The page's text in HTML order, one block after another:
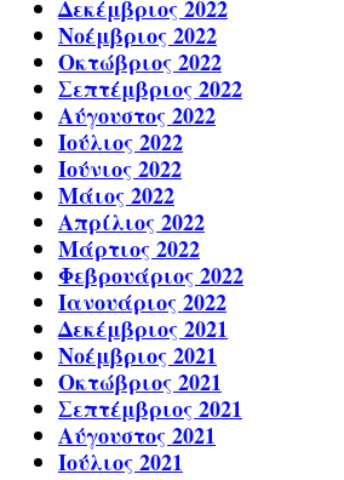
Δεκέμβριος 2022
Νοέμβριος 2022
Οκτώβριος 2022
Σεπτέμβριος 2022
Αύγουστος 2022
Ιούλιος 2022
Ιούνιος 2022
Μάιος 2022
Απρίλιος 2022
Μάρτιος 2022
Φεβρουάριος 2022
Ιανουάριος 2022
Δεκέμβριος 2021
Νοέμβριος 2021
Οκτώβριος 2021
Σεπτέμβριος 2021
Αύγουστος 2021
Ιούλιος 2021